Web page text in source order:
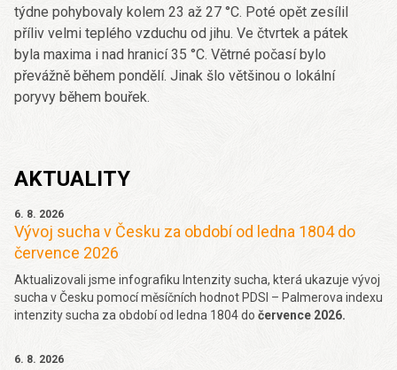
týdne pohybovaly kolem 23 až 27 °C. Poté opět zesílil
příliv velmi teplého vzduchu od jihu. Ve čtvrtek a pátek
byla maxima i nad hranicí 35 °C. Větrné počasí bylo
převážně během pondělí. Jinak šlo většinou o lokální
poryvy během bouřek.
AKTUALITY
6. 8. 2026
Vývoj sucha v Česku za období od ledna 1804 do
července 2026
Aktualizovali jsme infografiku Intenzity sucha, která ukazuje vývoj
sucha v Česku pomocí měsíčních hodnot PDSI – Palmerova indexu
intenzity sucha za období od ledna 1804 do července 2026.
6. 8. 2026